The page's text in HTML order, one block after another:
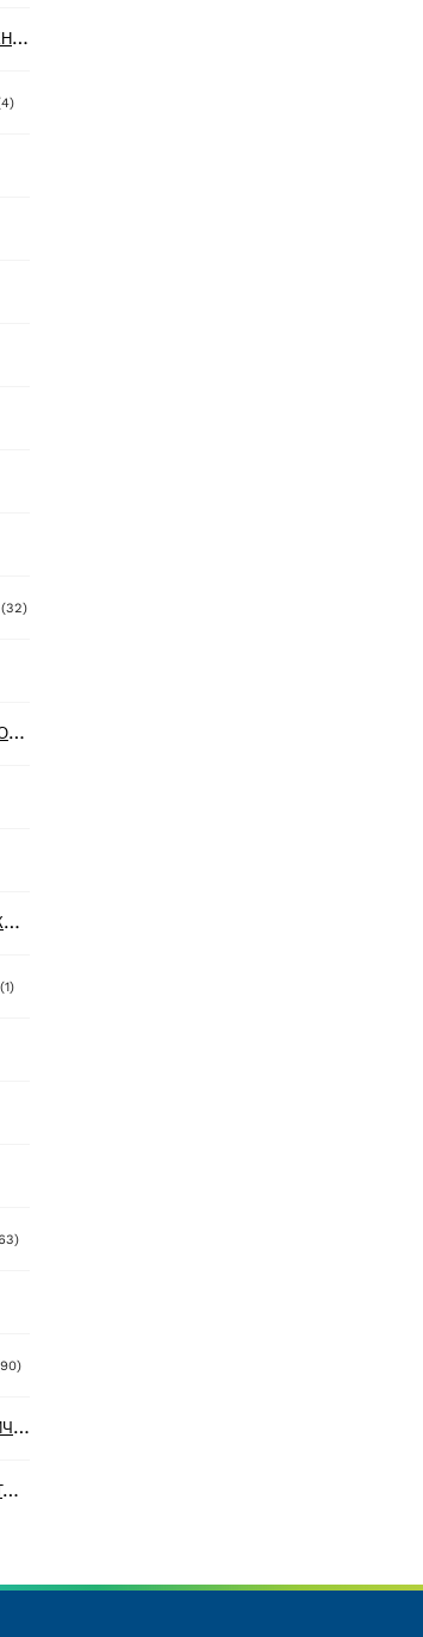
У
СТРОЙСТВА ДЛЯ НАКАЧИВАНИЯ ШИН — ТЕСТЕР ДАВЛЕНИЯ В ШИНАХ
4 products
products
(32)32 products
product
А
КСЕССУАРЫ ДЛЯ ДВОЙНЫХ НОЖНИЧНЫХ ПОДЪЁМНИКОВ
А
КСЕССУАРЫ ДЛЯ МОБИЛЬНЫХ СТОЕЧНЫХ ПОДЪЕМНИКОВ
(1)1 product
63 products
90 products
А
КСЕССУАРЫ ДЛЯ ТОРМОЗНЫХ СТЕНДОВ — ДИАГНОСТИЧЕСКИХ ЛИНИЙ
А
КСЕССУАРЫ СИСТЕМЫ ИЗМЕРЕНИЯ ГЛУБИНЫ ПРОТЕКТОРА ШИН